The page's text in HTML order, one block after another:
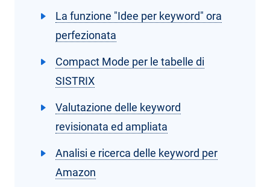
La funzione "Idee per keyword" ora
perfezionata
Compact Mode per le tabelle di
SISTRIX
Valutazione delle keyword
revisionata ed ampliata
Analisi e ricerca delle keyword per
Amazon